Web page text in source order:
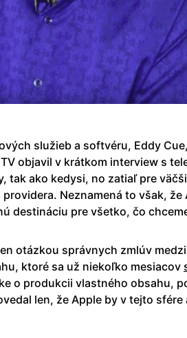
služieb a softvéru, Eddy
objavil v krátkom interview s
tak ako kedysi, no zatiaľ pre
Neznamená to však, že
destináciu pre všetko, čo
otázkou správnych zmlúv
ktoré sa už niekoľko mesiacov
o produkcii vlastného obsahu,
len, že Apple by v tejto